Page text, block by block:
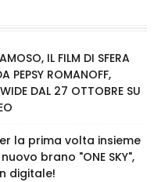
IL FILM DI SFERA
PEPSY ROMANOFF,
DAL 27 OTTOBRE SU
la prima volta insieme
brano "ONE SKY",
digitale!